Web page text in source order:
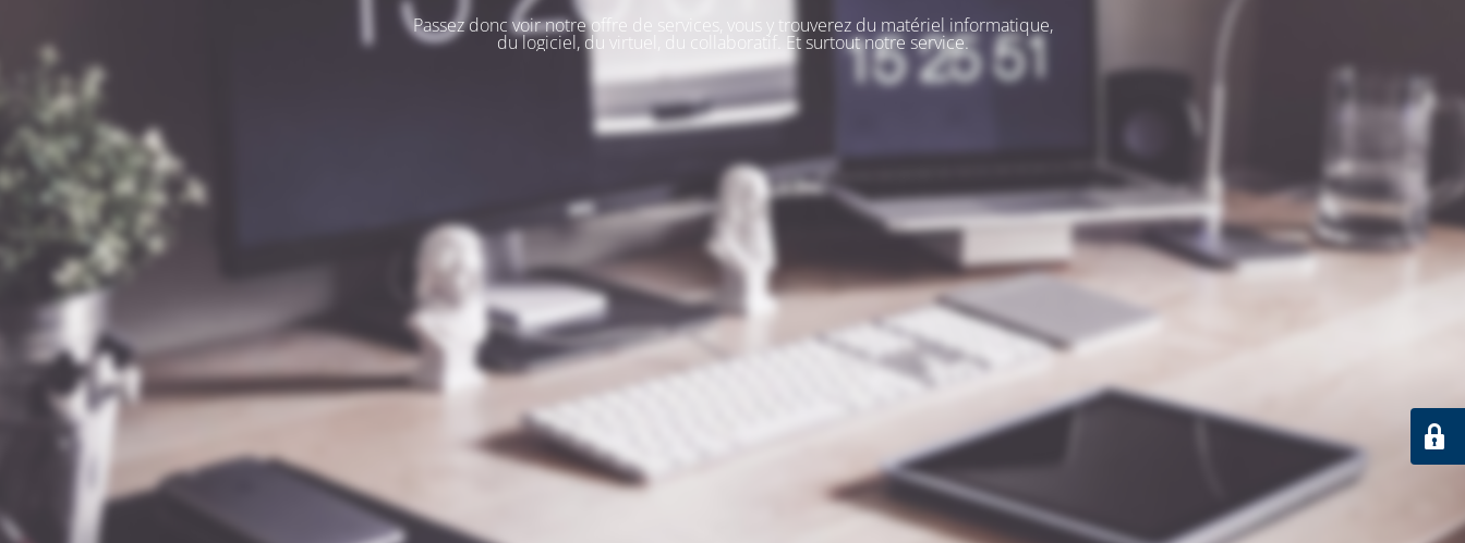
Passez donc voir notre offre de services, vous y trouverez du matériel informatique,
du logiciel, du virtuel, du collaboratif. Et surtout notre service.